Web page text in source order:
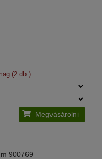
(2 db.)
Megvásárolni
900769